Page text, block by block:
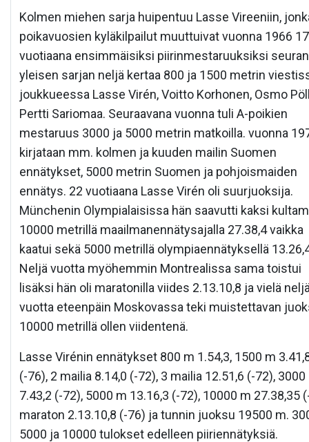
Kolmen miehen sarja huipentuu Lasse Vireeniin,
poikavuosien kyläkilpailut muuttuivat vuonna 1966
vuotiaana ensimmäisiksi piirinmestaruuksiksi seuran
yleisen sarjan neljä kertaa 800 ja 1500 metrin
joukkueessa Lasse Virén, Voitto Korhonen, Osmo
Pertti Sariomaa. Seuraavana vuonna tuli A-poikien
mestaruus 3000 ja 5000 metrin matkoilla. vuonna
kirjataan mm. kolmen ja kuuden mailin Suomen
ennätykset, 5000 metrin Suomen ja pohjoismaiden
ennätys. 22 vuotiaana Lasse Virén oli suurjuoksija.
Münchenin Olympialaisissa hän saavutti kaksi
10000 metrillä maailmanennätysajalla 27.38,4 vaikka
kaatui sekä 5000 metrillä olympiaennätyksellä
Neljä vuotta myöhemmin Montrealissa sama toistui
lisäksi hän oli maratonilla viides 2.13.10,8 ja vielä
vuotta eteenpäin Moskovassa teki muistettavan
10000 metrillä ollen viidentenä.
Lasse Virénin ennätykset 800 m 1.54,3, 1500 m
(-76), 2 mailia 8.14,0 (-72), 3 mailia 12.51,6 (-72), 3000
7.43,2 (-72), 5000 m 13.16,3 (-72), 10000 m 27.38,35
maraton 2.13.10,8 (-76) ja tunnin juoksu 19500 m.
5000 ja 10000 tulokset edelleen piiriennätyksiä.